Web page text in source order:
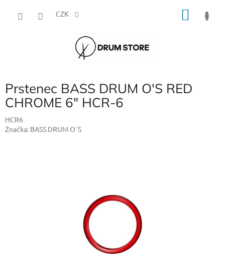
CZK
Prstenec BASS DRUM O'S RED
CHROME 6" HCR-6
HCR6
Značka: BASS DRUM O´S